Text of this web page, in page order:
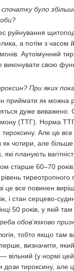
було
руйнування
а потім з
Аутоімунний
виконувати свою
При яких
як можна
дуже виважено.
(ТТГ). Норма
Але це
чотири, але
які планують
60–70 років,
це все повинен
і стан серцево-
50 років, у якій
обов’язково
тобто якщо там
визначити,
вільний (у нормі
дози тироксину,